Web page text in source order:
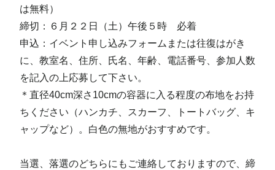
は無料）
締切：６月２２日（土）午後５時 必着
申込：イベント申し込みフォームまたは往復はがき
に、教室名、住所、氏名、年齢、電話番号、参加人数
を記入の上応募して下さい。
＊直径40cm深さ10cmの容器に入る程度の布地をお持
ちください（ハンカチ、スカーフ、トートバッグ、キ
ャップなど）。白色の無地がおすすめです。
当選、落選のどちらにもご連絡しておりますので、締